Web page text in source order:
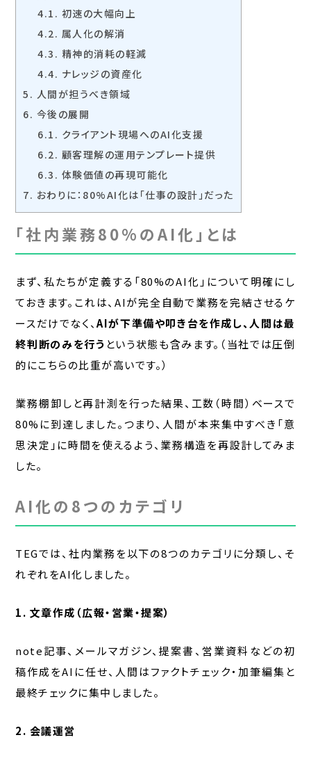
4.1. 初速の大幅向上
4.2. 属人化の解消
4.3. 精神的消耗の軽減
4.4. ナレッジの資産化
5. 人間が担うべき領域
6. 今後の展開
6.1. クライアント現場へのAI化支援
6.2. 顧客理解の運用テンプレート提供
6.3. 体験価値の再現可能化
7. おわりに：80%AI化は「仕事の設計」だった
「社内業務80%のAI化」とは
まず、私たちが定義する「80%のAI化」について明確にし
ておきます。これは、AIが完全自動で業務を完結させるケ
ースだけでなく、AIが下準備や叩き台を作成し、人間は最
終判断のみを行う という状態も含みます。（当社では圧倒
的にこちらの比重が高いです。）
業務棚卸しと再計測を行った結果、工数（時間）ベースで
80%に到達しました。つまり、人間が本来集中すべき「意
思決定」に時間を使えるよう、業務構造を再設計してみま
した。
AI化の8つのカテゴリ
TEGでは、社内業務を以下の8つのカテゴリに分類し、そ
れぞれをAI化しました。
1. 文章作成（広報・営業・提案）
note記事、メールマガジン、提案書、営業資料などの初
稿作成をAIに任せ、人間はファクトチェック・加筆編集と
最終チェックに集中しました。
2. 会議運営